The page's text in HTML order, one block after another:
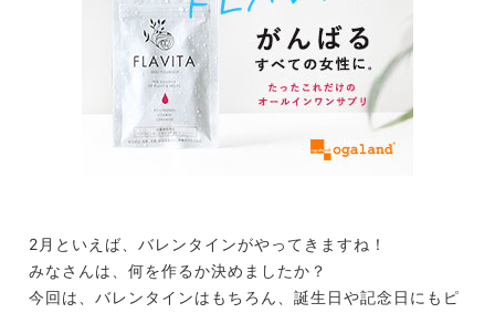
2月といえば、バレンタインがやってきますね！
みなさんは、何を作るか決めましたか？
今回は、バレンタインはもちろん、誕生日や記念日にもピ